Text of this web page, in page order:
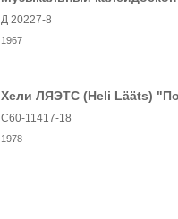
Д 20227-8
1967
Хели ЛЯЭТС (Heli Lääts)
С60-11417-18
1978